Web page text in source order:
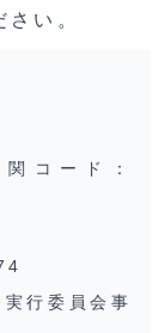
い。
コード：
行委員会事